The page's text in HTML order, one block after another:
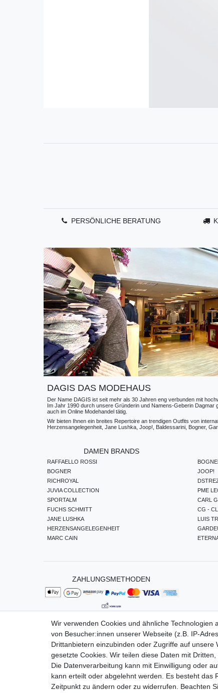
PERSÖNLICHE BERATUNG
DAGIS DAS MODEHAUS
Der Name DAGIS ist seit mehr als 30 Jahren eng verbunden mit
Im Jahr 1990 durch unsere Gründerin und Namens-Geberin
auch im Online Modehandel tätig.
Wir bieten Ihnen ein breites Repertoire an trendigen Outfits von
Herzensangelegenheit, Jane Lushka, Joop!, Baldessarini, Bogner,
DAMEN BRANDS
RAFFAELLO ROSSI
BOGNER
RICHROYAL
JUVIA COLLECTION
SPORTALM
FUCHS SCHMITT
JANE LUSHKA
HERZENSANGELEGENHEIT
MARC CAIN
JOOP!
PME
CARL
CG -
LUIS
ZAHLUNGSMETHODEN
Impressum
Wir verwenden Cookies und ähnliche
von Besucher:innen unserer Webseite (z.B. IP-
Drittanbietern einzubinden oder Zugriffe auf
gesetzte Cookies. Wir teilen diese Daten mit
Die Datenverarbeitung kann mit Einwilligung oder
kann erteilt oder abgelehnt werden. Es besteht das
Zeitpunkt zu ändern oder zu widerrufen. Beachten